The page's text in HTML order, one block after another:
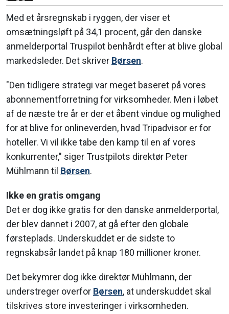
Med et årsregnskab i ryggen, der viser et
omsætningsløft på 34,1 procent, går den danske
anmelderportal Truspilot benhårdt efter at blive global
markedsleder. Det skriver Børsen.
"Den tidligere strategi var meget baseret på vores
abonnementforretning for virksomheder. Men i løbet
af de næste tre år er der et åbent vindue og mulighed
for at blive for onlineverden, hvad Tripadvisor er for
hoteller. Vi vil ikke tabe den kamp til en af vores
konkurrenter," siger Trustpilots direktør Peter
Mühlmann til Børsen.
Ikke en gratis omgang
Det er dog ikke gratis for den danske anmelderportal,
der blev dannet i 2007, at gå efter den globale
førsteplads. Underskuddet er de sidste to
regnskabsår landet på knap 180 millioner kroner.
Det bekymrer dog ikke direktør Mühlmann, der
understreger overfor Børsen, at underskuddet skal
tilskrives store investeringer i virksomheden.